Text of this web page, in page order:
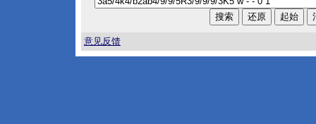
意见反馈